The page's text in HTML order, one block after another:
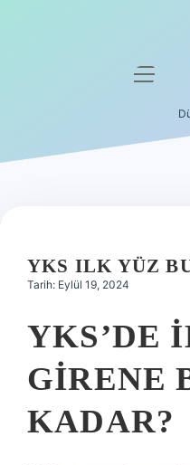
Hakkımızda
menüyü
YKS ILK YÜZ
Tarih: Eylül 19, 2024
YKS’DE
GIRENE
KADAR?